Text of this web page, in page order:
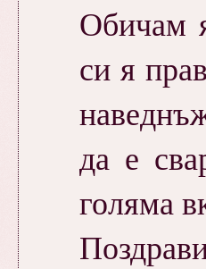
Обичам
си я
да е
голяма